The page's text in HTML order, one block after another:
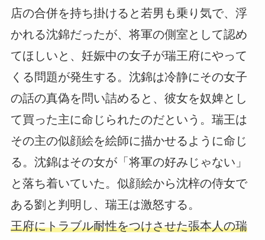
店の合併を持ち掛けると若男も乗り気で、浮
かれる沈錦だったが、将軍の側室として認め
てほしいと、妊娠中の女子が瑞王府にやって
くる問題が発生する。沈錦は冷静にその女子
の話の真偽を問い詰めると、彼女を奴婢とし
て買った主に命じられたのだという。瑞王は
その主の似顔絵を絵師に描かせるように命じ
る。沈錦はその女が「将軍の好みじゃない」
と落ち着いていた。似顔絵から沈梓の侍女で
ある劉と判明し、瑞王は激怒する。
王府にトラブル耐性をつけさせた張本人の瑞